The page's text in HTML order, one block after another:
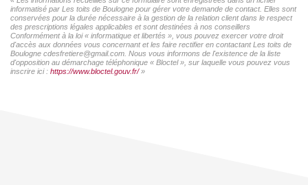
informatisé par Les toits de Boulogne pour gérer votre demande de contact. Elles sont
conservées pour la durée nécessaire à la gestion de la relation client dans le respect
des prescriptions légales applicables et sont destinées à nos conseillers
Conformément à la loi « informatique et libertés », vous pouvez exercer votre droit
d'accès aux données vous concernant et les faire rectifier en contactant Les toits de
Boulogne cdesfretiere@gmail.com. Nous vous informons de l'existence de la liste
d'opposition au démarchage téléphonique « Bloctel », sur laquelle vous pouvez vous
inscrire ici : https://www.bloctel.gouv.fr/»